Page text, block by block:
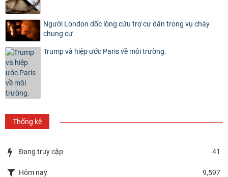
Người London dốc lòng cứu trợ cư dân trong vụ cháy
chung cư
Trump và hiệp ước Paris về môi trường.
Thống kê
Đang truy cập 41
Hôm nay
9,597